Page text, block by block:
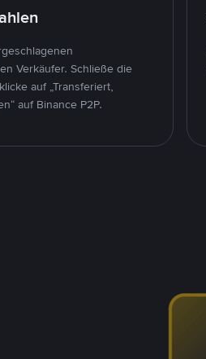
Verkäufer. Schließe die
auf „Transferiert,
auf Binance P2P.